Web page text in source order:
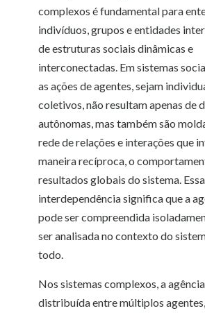
complexos é fundamental para
indivíduos, grupos e entidades
de estruturas sociais dinâmicas e
interconectadas. Em sistemas
as ações de agentes, sejam
coletivos, não resultam apenas de
autônomas, mas também são
rede de relações e interações que
maneira recíproca, o
resultados globais do sistema. Essa
interdependência significa que a
pode ser compreendida
ser analisada no contexto do
todo.
Nos sistemas complexos, a
distribuída entre múltiplos